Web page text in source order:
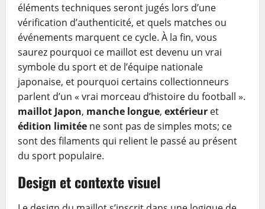
éléments techniques seront jugés lors d’une
vérification d’authenticité, et quels matches ou
événements marquent ce cycle. À la fin, vous
saurez pourquoi ce maillot est devenu un vrai
symbole du sport et de l’équipe nationale
japonaise, et pourquoi certains collectionneurs
parlent d’un « vrai morceau d’histoire du football ».
maillot Japon, manche longue, extérieur et
édition limitée ne sont pas de simples mots; ce
sont des filaments qui relient le passé au présent
du sport populaire.
Design et contexte visuel